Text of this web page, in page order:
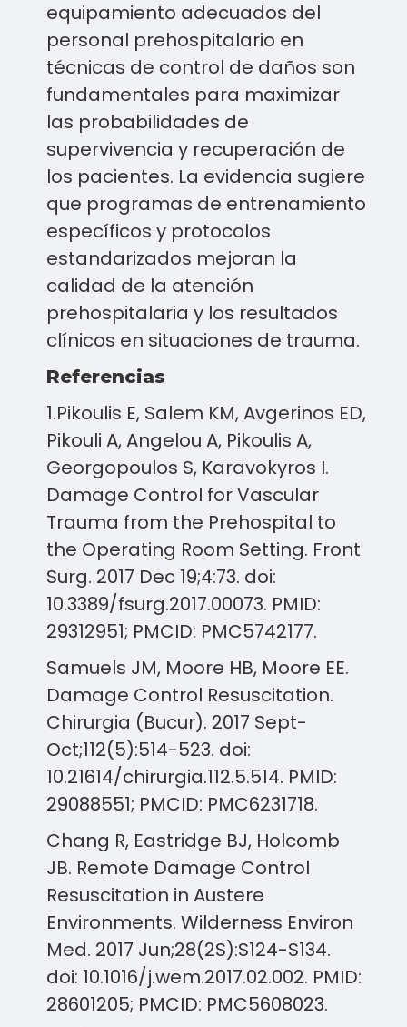
equipamiento adecuados del
personal prehospitalario en
técnicas de control de daños son
fundamentales para maximizar
las probabilidades de
supervivencia y recuperación de
los pacientes. La evidencia sugiere
que programas de entrenamiento
específicos y protocolos
estandarizados mejoran la
calidad de la atención
prehospitalaria y los resultados
clínicos en situaciones de trauma.
Referencias
1.Pikoulis E, Salem KM, Avgerinos ED,
Pikouli A, Angelou A, Pikoulis A,
Georgopoulos S, Karavokyros I.
Damage Control for Vascular
Trauma from the Prehospital to
the Operating Room Setting. Front
Surg. 2017 Dec 19;4:73. doi:
10.3389/fsurg.2017.00073. PMID:
29312951; PMCID: PMC5742177.
Samuels JM, Moore HB, Moore EE.
Damage Control Resuscitation.
Chirurgia (Bucur). 2017 Sept-
Oct;112(5):514-523. doi:
10.21614/chirurgia.112.5.514. PMID:
29088551; PMCID: PMC6231718.
Chang R, Eastridge BJ, Holcomb
JB. Remote Damage Control
Resuscitation in Austere
Environments. Wilderness Environ
Med. 2017 Jun;28(2S):S124-S134.
doi: 10.1016/j.wem.2017.02.002. PMID:
28601205; PMCID: PMC5608023.